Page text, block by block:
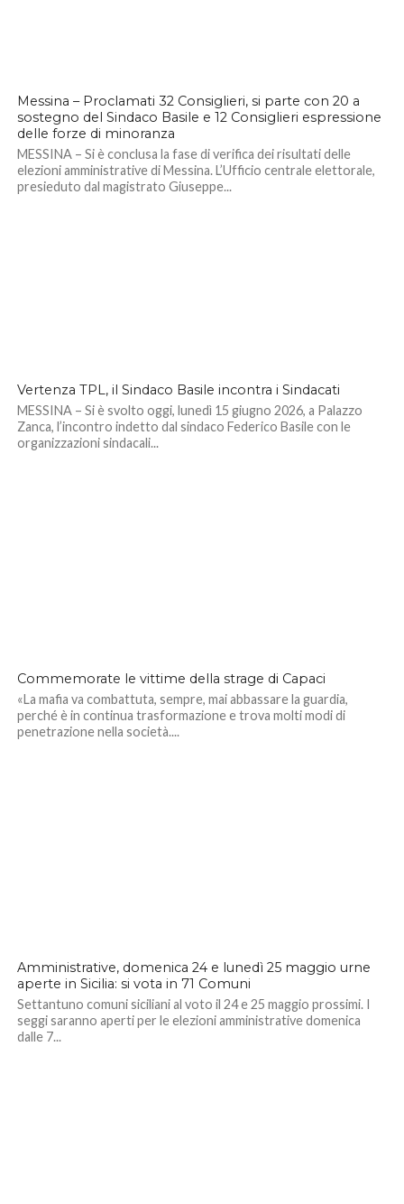
Messina – Proclamati 32 Consiglieri, si parte con 20 a
sostegno del Sindaco Basile e 12 Consiglieri espressione
delle forze di minoranza
MESSINA – Si è conclusa la fase di verifica dei risultati delle
elezioni amministrative di Messina. L’Ufficio centrale elettorale,
presieduto dal magistrato Giuseppe...
Vertenza TPL, il Sindaco Basile incontra i Sindacati
MESSINA – Si è svolto oggi, lunedì 15 giugno 2026, a Palazzo
Zanca, l’incontro indetto dal sindaco Federico Basile con le
organizzazioni sindacali...
Commemorate le vittime della strage di Capaci
«La mafia va combattuta, sempre, mai abbassare la guardia,
perché è in continua trasformazione e trova molti modi di
penetrazione nella società....
Amministrative, domenica 24 e lunedì 25 maggio urne
aperte in Sicilia: si vota in 71 Comuni
Settantuno comuni siciliani al voto il 24 e 25 maggio prossimi. I
seggi saranno aperti per le elezioni amministrative domenica
dalle 7...